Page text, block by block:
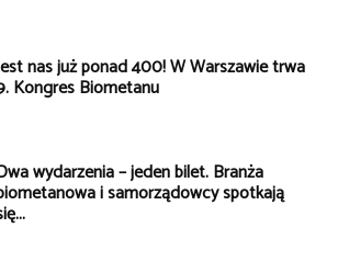
nas już ponad 400! W Warszawie trwa
Kongres Biometanu
wydarzenia – jeden bilet. Branża
i samorządowcy spotkają